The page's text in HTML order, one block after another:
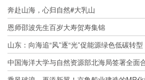
奔赴山海，心归自然#大乳山
恩师邵波先生百岁大寿贺寿集锦
山东：向海追“风”逐“光”促能源绿色低碳转型
中国海洋大学与自然资源部北海局签署全面